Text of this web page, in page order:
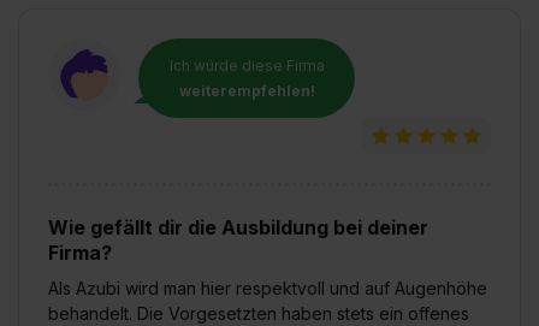
angemessenes Datenschutzniveau (EuGH – Schrems
II). Du kannst die von dir erteilte Einwilligung jederzeit mit
Wirkung für die Zukunft ganz oder teilweise über unsere
Datenschutzerklärung unter dem Punkt „Datenschutz-
Impressum.
Ich würde diese Firma
weiterempfehlen!
Wie gefällt dir die Ausbildung bei deiner
Firma?
Als Azubi wird man hier respektvoll und auf Augenhöhe
behandelt. Die Vorgesetzten haben stets ein offenes